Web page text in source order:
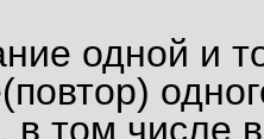
одной и
в том числе